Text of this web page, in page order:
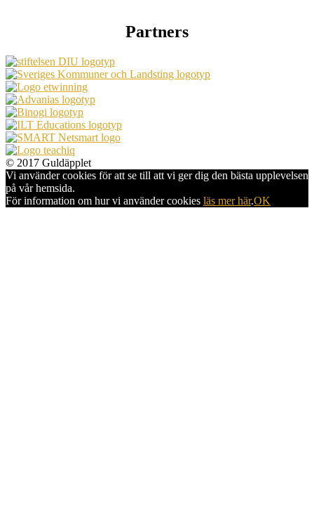
Partners
© 2017 Guldäpplet
Vi använder cookies för att se till att vi ger dig den bästa upplevelsen
på vår hemsida.
För information om hur vi använder cookies läs mer här.OK